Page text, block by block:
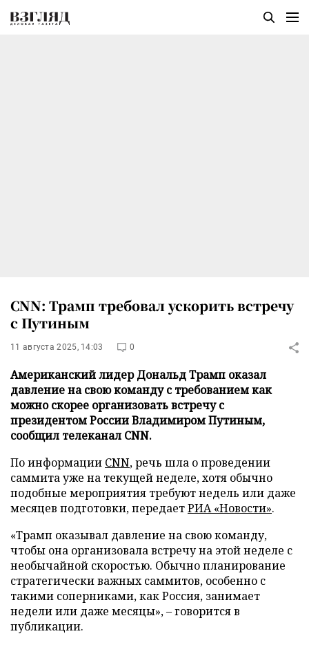
CNN: Трамп требовал ускорить встречу
с Путиным
11 августа 2025, 14:03 0
Американский лидер Дональд Трамп оказал
давление на свою команду с требованием как
можно скорее организовать встречу с
президентом России Владимиром Путиным,
сообщил телеканал CNN.
По информации CNN, речь шла о проведении
саммита уже на текущей неделе, хотя обычно
подобные мероприятия требуют недель или даже
месяцев подготовки, передаетРИА «Новости».
«Трамп оказывал давление на свою команду,
чтобы она организовала встречу на этой неделе с
необычайной скоростью. Обычно планирование
стратегически важных саммитов, особенно с
такими соперниками, как Россия, занимает
недели или даже месяцы», – говорится в
публикации.